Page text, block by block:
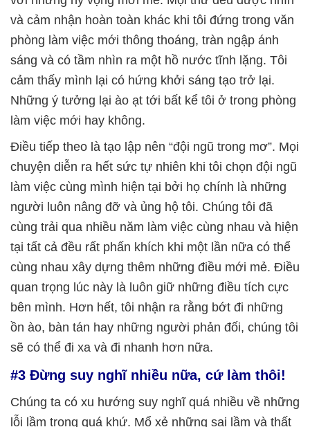
và cảm nhận hoàn toàn khác khi tôi đứng trong văn
phòng làm việc mới thông thoáng, tràn ngập ánh
sáng và có tầm nhìn ra một hồ nước tĩnh lặng. Tôi
cảm thấy mình lại có hứng khởi sáng tạo trở lại.
Những ý tưởng lại ào ạt tới bất kể tôi ở trong phòng
làm việc mới hay không.
Điều tiếp theo là tạo lập nên “đội ngũ trong mơ”. Mọi
chuyện diễn ra hết sức tự nhiên khi tôi chọn đội ngũ
làm việc cùng mình hiện tại bởi họ chính là những
người luôn nâng đỡ và ủng hộ tôi. Chúng tôi đã
cùng trải qua nhiều năm làm việc cùng nhau và hiện
tại tất cả đều rất phấn khích khi một lần nữa có thể
cùng nhau xây dựng thêm những điều mới mẻ. Điều
quan trọng lúc này là luôn giữ những điều tích cực
bên mình. Hơn hết, tôi nhận ra rằng bớt đi những
ồn ào, bàn tán hay những người phản đối, chúng tôi
sẽ có thể đi xa và đi nhanh hơn nữa.
#3 Đừng suy nghĩ nhiều nữa, cứ làm thôi!
Chúng ta có xu hướng suy nghĩ quá nhiều về những
lỗi lầm trong quá khứ. Mổ xẻ những sai lầm và thất